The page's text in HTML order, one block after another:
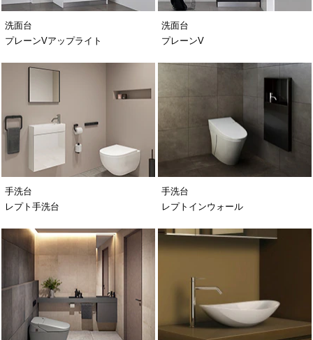
洗面台
プレーンVアップライト
洗面台
プレーンV
手洗台
レプト手洗台
手洗台
レプトインウォール